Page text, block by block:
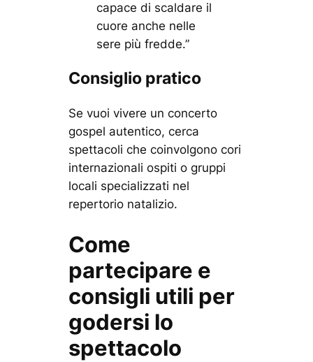
capace di scaldare il
cuore anche nelle
sere più fredde.”
Consiglio pratico
Se vuoi vivere un concerto
gospel autentico, cerca
spettacoli che coinvolgono cori
internazionali ospiti o gruppi
locali specializzati nel
repertorio natalizio.
Come
partecipare e
consigli utili per
godersi lo
spettacolo